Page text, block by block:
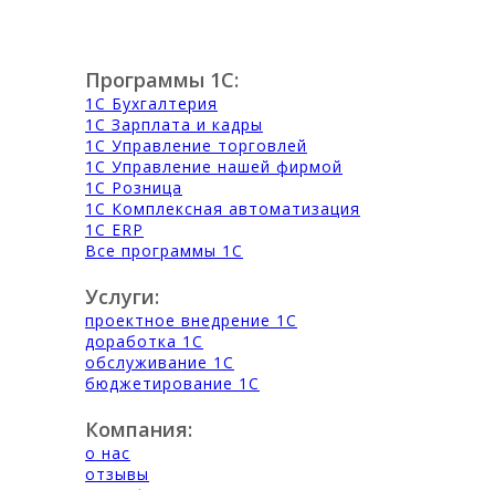
Программы 1С:
1С Бухгалтерия
1С Зарплата и кадры
1С Управление торговлей
1С Управление нашей фирмой
1С Розница
1С Комплексная автоматизация
1С ERP
Все программы 1С
Услуги:
проектное внедрение 1С
доработка 1С
обслуживание 1С
бюджетирование 1С
Компания:
о нас
отзывы